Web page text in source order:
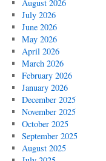
August 2026
July 2026
June 2026
May 2026
April 2026
March 2026
February 2026
January 2026
December 2025
November 2025
October 2025
September 2025
August 2025